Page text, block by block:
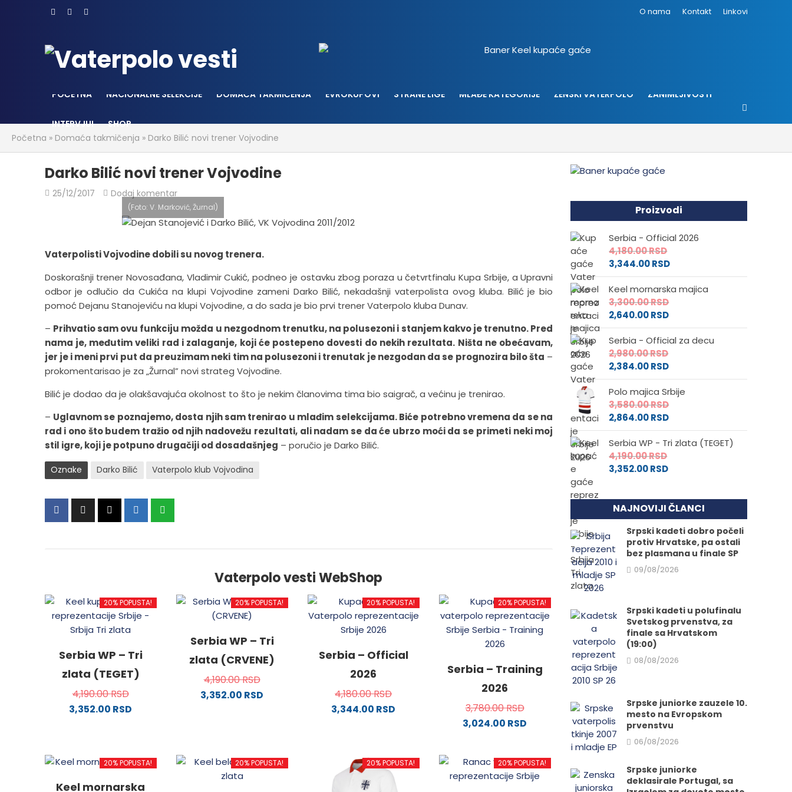
O nama Kontakt Linkovi
POČETNA NACIONALNE SELEKCIJE DOMAĆA TAKMIČENJA EVROKUPOVI STRANE LIGE MLAĐE KATEGORIJE ŽENSKI VATERPOLO ZANIMLJIVOSTI
INTERVJUI
SHOP
Početna » Domaća takmičenja » Darko Bilić novi trener Vojvodine
Darko Bilić novi trener Vojvodine
25/12/2017 Dodaj komentar
(Foto: V. Marković, Žurnal)
Vaterpolisti Vojvodine dobili su novog trenera.
Doskorašnji trener Novosađana, Vladimir Cukić, podneo je ostavku zbog poraza u četvrtfinalu Kupa Srbije, a Upravni
odbor je odlučio da Cukića na klupi Vojvodine zameni Darko Bilić, nekadašnji vaterpolista ovog kluba. Bilić je bio
pomoć Dejanu Stanojeviću na klupi Vojvodine, a do sada je bio prvi trener Vaterpolo kluba Dunav.
– Prihvatio sam ovu funkciju možda u nezgodnom trenutku, na polusezoni i stanjem kakvo je trenutno. Pred
nama je, međutim veliki rad i zalaganje, koji će postepeno dovesti do nekih rezultata. Ništa ne obećavam,
jer je i meni prvi put da preuzimam neki tim na polusezoni i trenutak je nezgodan da se prognozira bilo šta –
prokomentarisao je za „Žurnal” novi strateg Vojvodine.
Bilić je dodao da je olakšavajuća okolnost to što je nekim članovima tima bio saigrač, a većinu je trenirao.
– Uglavnom se poznajemo, dosta njih sam trenirao u mlađim selekcijama. Biće potrebno vremena da se na
rad i ono što budem tražio od njih nadovežu rezultati, ali nadam se da će ubrzo moći da se primeti neki moj
stil igre, koji je potpuno drugačiji od dosadašnjeg – poručio je Darko Bilić.
Oznake Darko Bilić Vaterpolo klub Vojvodina
Vaterpolo vesti WebShop
20% POPUSTA!
Serbia WP – Tri
zlata (TEGET)
4,190.00RSD
3,352.00 RSD
više
20% POPUSTA!
Serbia WP – Tri
zlata (CRVENE)
4,190.00RSD
3,352.00 RSD
varijanti.
Opcije
20% POPUSTA!
Serbia – Official
2026
4,180.00RSD
3,344.00 RSD
više
varijanti.
20% POPUSTA!
Serbia – Training
2026
3,780.00RSD
3,024.00 RSD
ima
više
20% POPUSTA!
Keel mornarska
20% POPUSTA! 20% POPUSTA! 20% POPUSTA!
Proizvodi
Serbia - Official 2026
4,180.00RSD
3,344.00RSD
Keel mornarska majica
3,300.00RSD
2,640.00RSD
Serbia - Official za decu
2,980.00RSD
2,384.00RSD
Polo majica Srbije
3,580.00RSD
2,864.00RSD
Serbia WP - Tri zlata (TEGET)
4,190.00RSD
3,352.00RSD
NAJNOVIJI ČLANCI
Srpski kadeti dobro počeli
protiv Hrvatske, pa ostali
bez plasmana u finale SP
09/08/2026
Srpski kadeti u polufinalu
Svetskog prvenstva, za
finale sa Hrvatskom
(19:00)
08/08/2026
Srpske juniorke zauzele 10.
mesto na Evropskom
prvenstvu
06/08/2026
Srpske juniorke
deklasirale Portugal, sa